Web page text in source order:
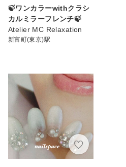
🍃ワンカラーwithクラシ
カルミラーフレンチ🍃
Atelier MC Relaxation
新富町(東京)駅